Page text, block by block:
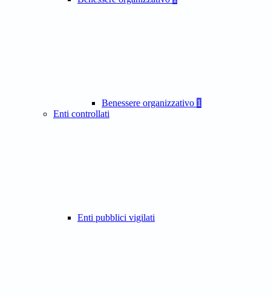
Benessere organizzativo 1
Enti controllati
Enti pubblici vigilati